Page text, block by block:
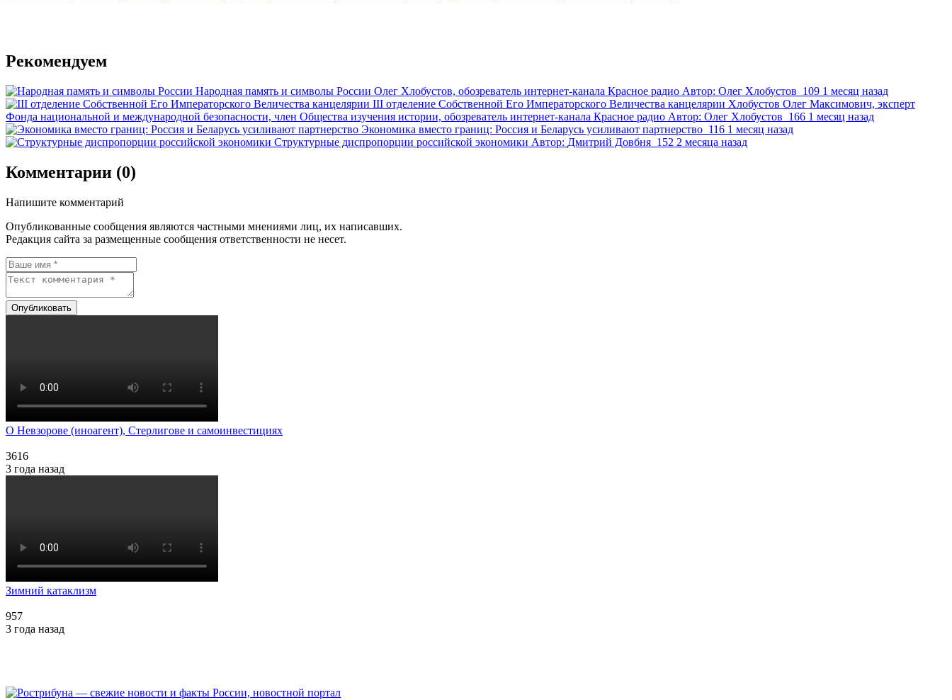
Рекомендуем
Народная память и символы России Олег Хлобустов, обозреватель интернет-канала Красное радио Автор: Олег Хлобустов 109 1 месяц назад
III отделение Собственной Его Императорского Величества канцелярии Хлобустов Олег Максимович, эксперт
Фонда национальной и международной безопасности, член Общества изучения истории, обозреватель интернет-канала Красное радио Автор: Олег Хлобустов 166 1 месяц назад
Экономика вместо границ: Россия и Беларусь усиливают партнерство 116 1 месяц назад
Структурные диспропорции российской экономики Автор: Дмитрий Довбня 152 2 месяца назад
Комментарии (0)
Напишите комментарий
Опубликованные сообщения являются частными мнениями лиц, их написавших.
Редакция сайта за размещенные сообщения ответственности не несет.
Опубликовать
О Невзорове (иноагент), Стерлигове и самоинвестициях
3616
3 года назад
Зимний катаклизм
957
3 года назад